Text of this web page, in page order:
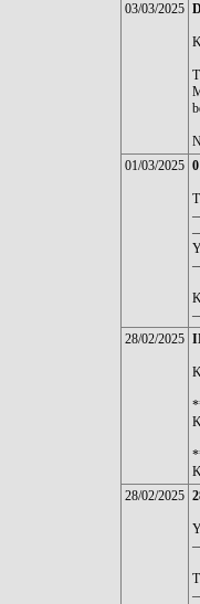
03/03/2025
01/03/2025
28/02/2025
28/02/2025